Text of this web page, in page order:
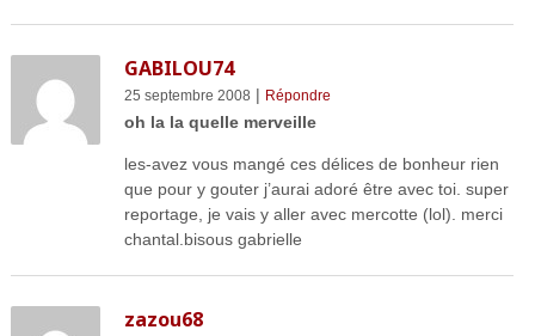
GABILOU74
25 septembre 2008 | Répondre
oh la la quelle merveille
les-avez vous mangé ces délices de bonheur rien
que pour y gouter j’aurai adoré être avec toi. super
reportage, je vais y aller avec mercotte (lol). merci
chantal.bisous gabrielle
zazou68